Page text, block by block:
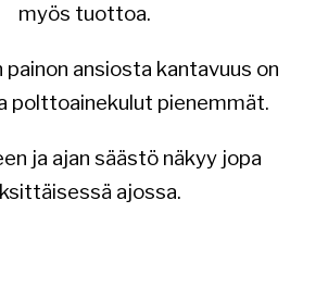
myös tuottoa.
painon ansiosta kantavuus on
polttoainekulut pienemmät.
ja ajan säästö näkyy jopa
ajossa.